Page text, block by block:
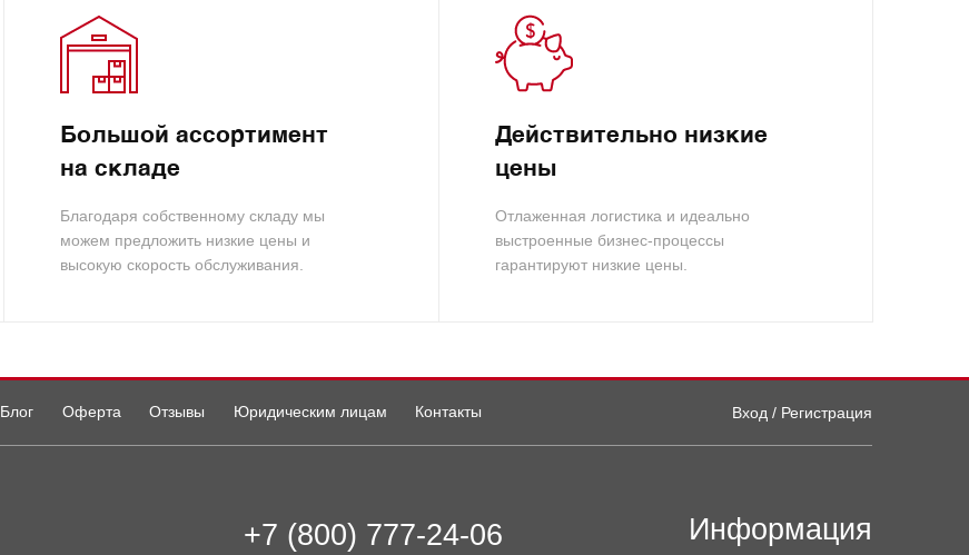
Большой ассортимент
на складе
Благодаря собственному складу мы
можем предложить низкие цены и
высокую скорость обслуживания.
Действительно низкие
цены
Отлаженная логистика и идеально
выстроенные бизнес-процессы
гарантируют низкие цены.
Блог Оферта Отзывы Юридическим лицам Контакты Вход / Регистрация
+7 (800) 777-24-06 Информация